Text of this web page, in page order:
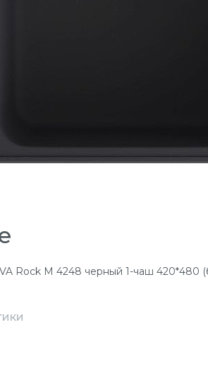
Rock М 4248 черный 1-чаш 420*480